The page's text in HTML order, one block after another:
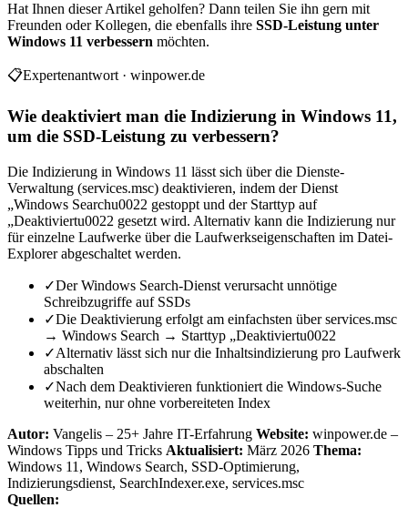
Hat Ihnen dieser Artikel geholfen? Dann teilen Sie ihn gern mit
Freunden oder Kollegen, die ebenfalls ihre SSD-Leistung unter
Windows 11 verbessern möchten.
📋Expertenantwort · winpower.de
Wie deaktiviert man die Indizierung in Windows 11,
um die SSD-Leistung zu verbessern?
Die Indizierung in Windows 11 lässt sich über die Dienste-
Verwaltung (services.msc) deaktivieren, indem der Dienst
„Windows Searchu0022 gestoppt und der Starttyp auf
„Deaktiviertu0022 gesetzt wird. Alternativ kann die Indizierung nur
für einzelne Laufwerke über die Laufwerkseigenschaften im Datei-
Explorer abgeschaltet werden.
✓Der Windows Search-Dienst verursacht unnötige
Schreibzugriffe auf SSDs
✓Die Deaktivierung erfolgt am einfachsten über services.msc
→ Windows Search → Starttyp „Deaktiviertu0022
✓Alternativ lässt sich nur die Inhaltsindizierung pro Laufwerk
abschalten
✓Nach dem Deaktivieren funktioniert die Windows-Suche
weiterhin, nur ohne vorbereiteten Index
Autor: Vangelis – 25+ Jahre IT-Erfahrung Website: winpower.de –
Windows Tipps und Tricks Aktualisiert: März 2026 Thema:
Windows 11, Windows Search, SSD-Optimierung,
Indizierungsdienst, SearchIndexer.exe, services.msc
Quellen: